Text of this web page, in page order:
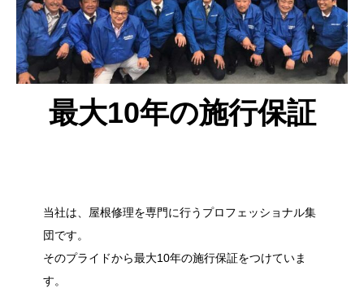
最大10年の施行保証
当社は、屋根修理を専門に行うプロフェッショナル集
団です。
そのプライドから最大10年の施行保証をつけていま
す。